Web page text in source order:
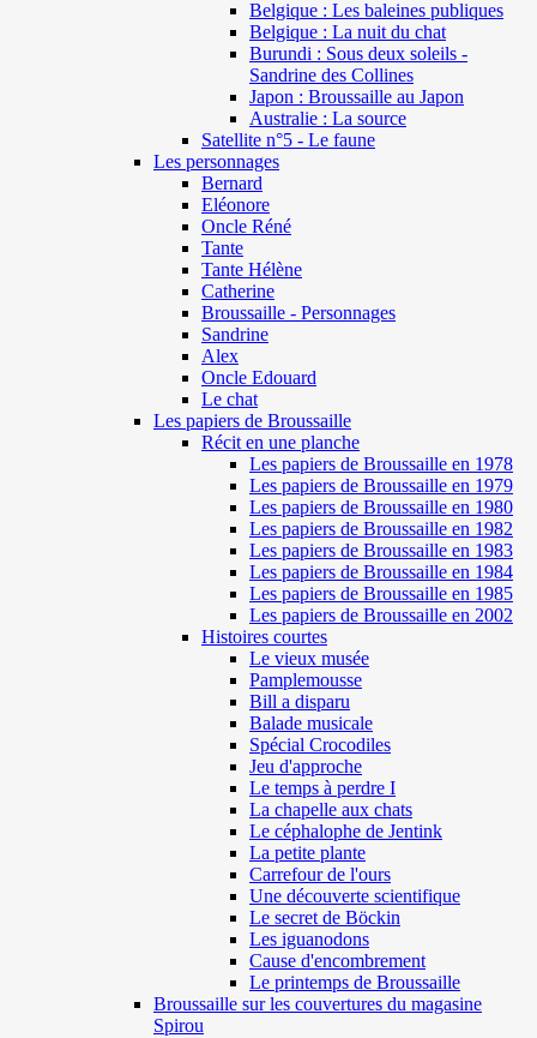
Belgique : Les baleines publiques
Belgique : La nuit du chat
Burundi : Sous deux soleils -
Sandrine des Collines
Japon : Broussaille au Japon
Australie : La source
Satellite n°5 - Le faune
Les personnages
Bernard
Eléonore
Oncle Réné
Tante
Tante Hélène
Catherine
Broussaille - Personnages
Sandrine
Alex
Oncle Edouard
Le chat
Les papiers de Broussaille
Récit en une planche
Les papiers de Broussaille en 1978
Les papiers de Broussaille en 1979
Les papiers de Broussaille en 1980
Les papiers de Broussaille en 1982
Les papiers de Broussaille en 1983
Les papiers de Broussaille en 1984
Les papiers de Broussaille en 1985
Les papiers de Broussaille en 2002
Histoires courtes
Le vieux musée
Pamplemousse
Bill a disparu
Balade musicale
Spécial Crocodiles
Jeu d'approche
Le temps à perdre I
La chapelle aux chats
Le céphalophe de Jentink
La petite plante
Carrefour de l'ours
Une découverte scientifique
Le secret de Böckin
Les iguanodons
Cause d'encombrement
Le printemps de Broussaille
Broussaille sur les couvertures du magasine
Spirou